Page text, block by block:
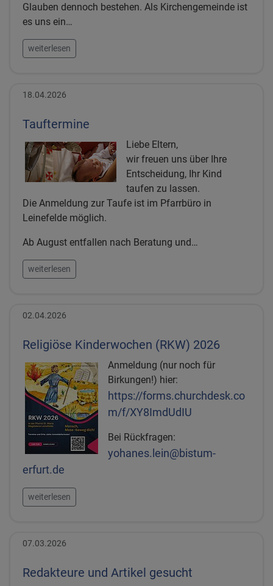
Glauben dennoch bestehen. Als Kirchengemeinde ist
es uns ein…
weiterlesen
18.04.2026
Tauftermine
Liebe Eltern,
wir freuen uns über Ihre
Entscheidung, Ihr Kind
taufen zu lassen.
Die Anmeldung zur Taufe ist im Pfarrbüro in
Leinefelde möglich.
Ab August entfallen nach Beratung und…
weiterlesen
02.04.2026
Religiöse Kinderwochen (RKW) 2026
Anmeldung (nur noch für
Birkungen!) hier:
https://forms.churchdesk.co
m/f/XY8ImdUdIU
Bei Rückfragen:
yohanes.lein@bistum-
erfurt.de
weiterlesen
07.03.2026
Redakteure und Artikel gesucht